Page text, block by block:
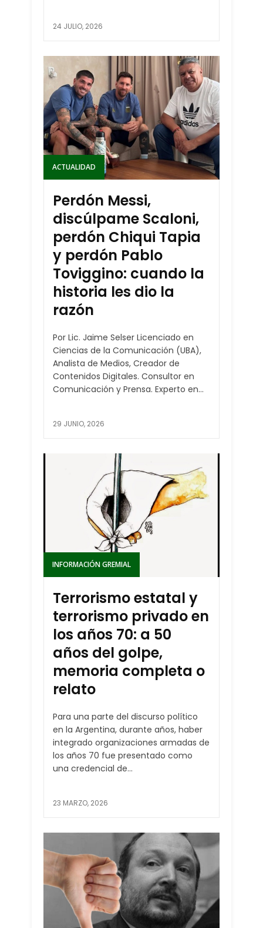
24 JULIO, 2026
ACTUALIDAD
Perdón Messi,
discúlpame Scaloni,
perdón Chiqui Tapia
y perdón Pablo
Toviggino: cuando la
historia les dio la
razón
Por Lic. Jaime Selser Licenciado en
Ciencias de la Comunicación (UBA),
Analista de Medios, Creador de
Contenidos Digitales. Consultor en
Comunicación y Prensa. Experto en...
29 JUNIO, 2026
INFORMACIÓN GREMIAL
Terrorismo estatal y
terrorismo privado en
los años 70: a 50
años del golpe,
memoria completa o
relato
Para una parte del discurso político
en la Argentina, durante años, haber
integrado organizaciones armadas de
los años 70 fue presentado como
una credencial de...
23 MARZO, 2026